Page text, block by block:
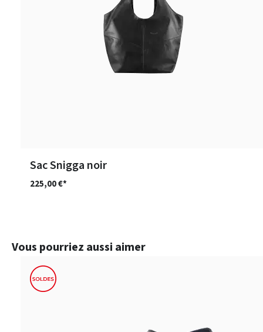
Sac Snigga noir
225,00 €*
Ignorer la galerie de produits
Vous pourriez aussi aimer